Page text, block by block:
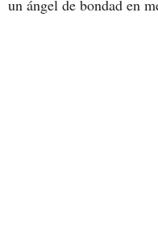
un ángel de bondad en